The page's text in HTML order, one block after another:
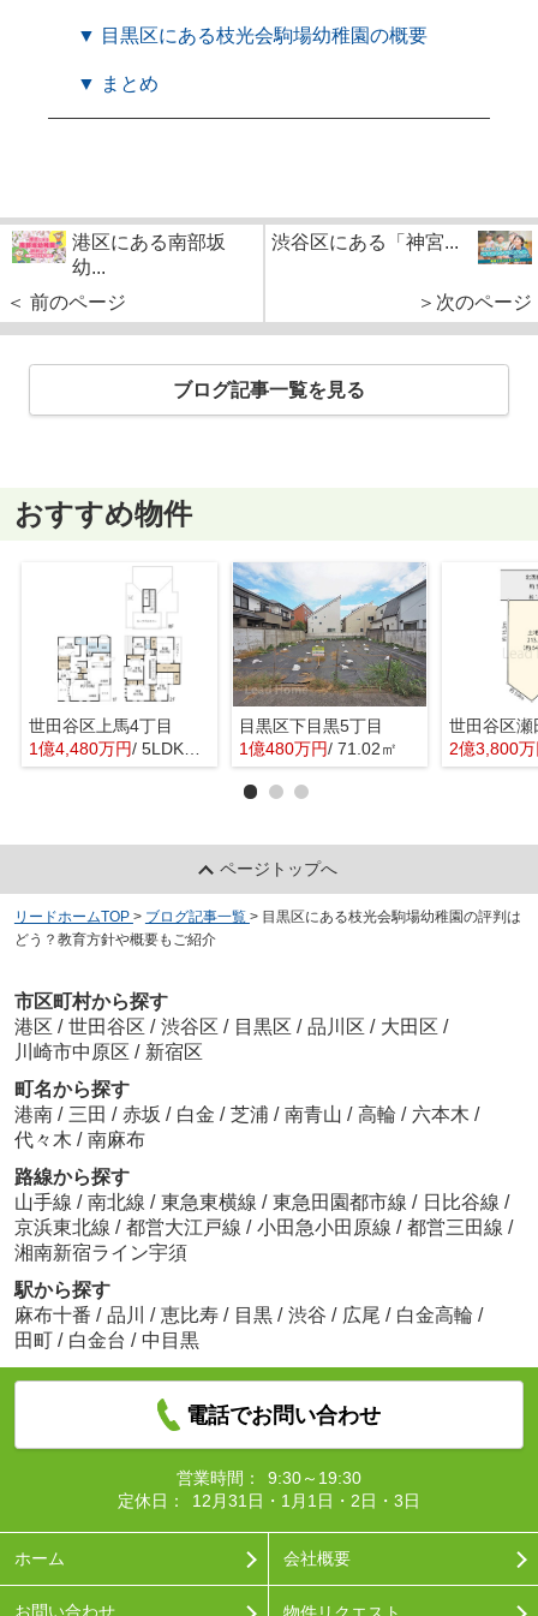
▼ 目黒区にある枝光会駒場幼稚園の概要
▼ まとめ
港区にある南部坂
幼...
＜ 前のページ
渋谷区にある「神宮...
＞次のページ
ブログ記事一覧を見る
おすすめ物件
世田谷区上馬4丁目
1億4,480万円/ 5LDK＋1S(納戸)
目黒区下目黒5丁目
1億480万円/ 71.02㎡
世田谷区瀬
2億3,800
ページトップへ
リードホームTOP > ブログ記事一覧 > 目黒区にある枝光会駒場幼稚園の評判は
どう？教育方針や概要もご紹介
市区町村から探す
港区 / 世田谷区 / 渋谷区 / 目黒区 / 品川区 / 大田区 /
川崎市中原区 / 新宿区
町名から探す
港南 / 三田 / 赤坂 / 白金 / 芝浦 / 南青山 / 高輪 / 六本木 /
代々木 / 南麻布
路線から探す
山手線 / 南北線 / 東急東横線 / 東急田園都市線 / 日比谷線 /
京浜東北線 / 都営大江戸線 / 小田急小田原線 / 都営三田線 /
湘南新宿ライン宇須
駅から探す
麻布十番 / 品川 / 恵比寿 / 目黒 / 渋谷 / 広尾 / 白金高輪 /
田町 / 白金台 / 中目黒
電話でお問い合わせ
営業時間：
9:30～19:30
定休日：
12月31日・1月1日・2日・3日
ホーム 会社概要
お問い合わせ 物件リクエスト